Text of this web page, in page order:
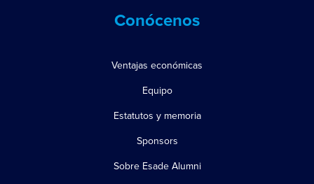
Conócenos
Ventajas económicas
Equipo
Estatutos y memoria
Sponsors
Sobre Esade Alumni